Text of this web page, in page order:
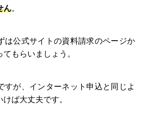
ん。
は公式サイトの資料請求のページか
もらいましょう。
すが、インターネット申込と同じよ
ば大丈夫です。